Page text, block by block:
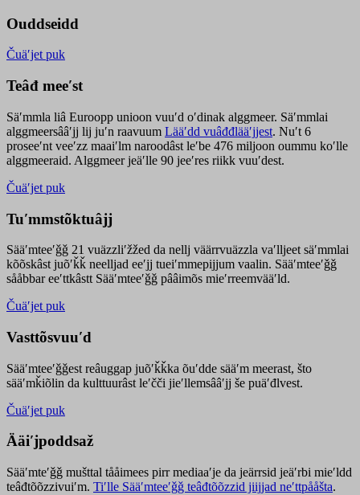
Ouddseidd
Čuäʹjet puk
Teâđ meeʹst
Säʹmmla liâ Euroopp unioon vuuʹd oʹdinak alggmeer. Säʹmmlai
alggmeersââʹjj lij juʹn raavuum Lääʹdd vuâđđlääʹjjest. Nuʹt 6
proseeʹnt veeʹzz maaiʹlm naroodâst leʹbe 476 miljoon oummu koʹlle
alggmeeraid. Alggmeer jeäʹlle 90 jeeʹres riikk vuuʹdest.
Čuäʹjet puk
Tuʹmmstõktuâjj
Sääʹmteeʹǧǧ 21 vuäzzliʹžžed da nellj väärrvuäzzla vaʹlljeet säʹmmlai
kõõskâst juõʹǩǩ neelljad eeʹjj tueiʹmmepijjum vaalin. Sääʹmteeʹǧǧ
sååbbar eeʹttkâstt Sääʹmteeʹǧǧ pââimõs mieʹrreemvääʹld.
Čuäʹjet puk
Vasttõsvuuʹd
Sääʹmteeʹǧǧest reâuggap juõʹǩǩka õuʹdde sääʹm meerast, što
sääʹmǩiõlin da kulttuurâst leʹčči jieʹllemsââʹjj še puäʹđlvest.
Čuäʹjet puk
Ääiʹjpoddsaž
Sääʹmteʹǧǧ mušttal tååimees pirr mediaaʹje da jeärrsid jeäʹrbi mieʹldd
teâđtõõzzivuiʹm. Tiʹlle Sääʹmteeʹǧǧ teâđtõõzzid jiijjad neʹttpååšta.